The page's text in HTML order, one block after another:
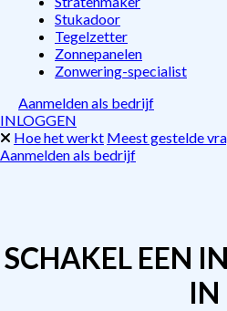
Stukadoor
Tegelzetter
Zonnepanelen
Zonwering-specialist
Aanmelden als bedrijf
INLOGGEN
Hoe het werkt Meest gestelde
Aanmelden als bedrijf
SCHAKEL EEN
IN